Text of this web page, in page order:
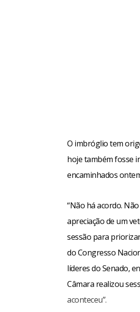
O imbróglio tem
hoje também fosse
encaminhados
“Não há acordo.
apreciação de um
sessão para
do Congresso
líderes do Senado,
Câmara realizou
aconteceu”.